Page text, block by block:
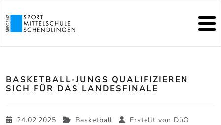
BASKETBALL-JUNGS QUALIFIZIEREN
SICH FÜR DAS LANDESFINALE
24.02.2025 Basketball Erstellt von DüO